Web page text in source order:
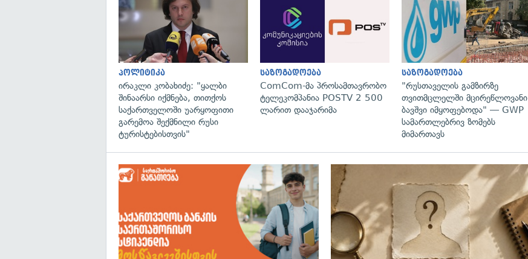
პოლიტიკა
ირაკლი კობახიძე: "ყალბი
შინაარსი იქმნება, თითქოს
საქართველოში უარყოფითი
გარემოა შექმნილი რუსი
ტურისტებისთვის"
გადახედვა
საზოგადოება
ComCom-მა პროსამთავრობო
ტელეკომპანია POSTV 2 500
ლარით დააჯარიმა
საზოგადოება
"რუსთაველის გამზირზე
თვითმცლელში მცირეწლოვანი
ბავშვი იმყოფებოდა" — GWP
სამართლებრივ ზომებს
მიმართავს